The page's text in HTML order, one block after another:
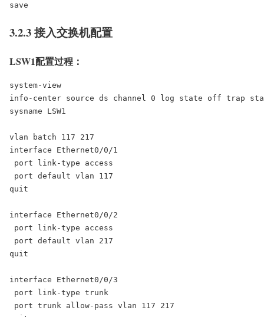
save
3.2.3 接入交换机配置
LSW1配置过程：
system-view
info-center source ds channel 0 log state off trap
sysname LSW1
vlan batch 117 217
interface Ethernet0/0/1
port link-type access
port default vlan 117
quit
interface Ethernet0/0/2
port link-type access
port default vlan 217
quit
interface Ethernet0/0/3
port link-type trunk
port trunk allow-pass vlan 117 217